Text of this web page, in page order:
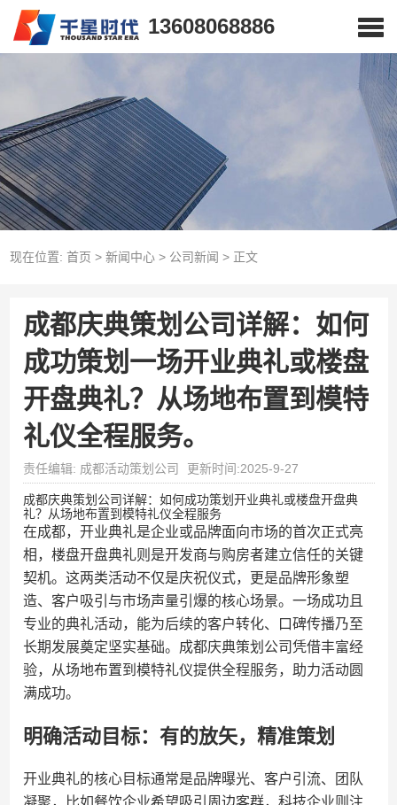
13608068886
现在位置: 首页 > 新闻中心> 公司新闻 > 正文
成都庆典策划公司详解：如何
成功策划一场开业典礼或楼盘
开盘典礼？从场地布置到模特
礼仪全程服务。
责任编辑: 成都活动策划公司 更新时间:2025-9-27
成都庆典策划公司详解：如何成功策划开业典礼或楼盘开盘典
礼？从场地布置到模特礼仪全程服务
在成都，开业典礼是企业或品牌面向市场的首次正式亮
相，楼盘开盘典礼则是开发商与购房者建立信任的关键
契机。这两类活动不仅是庆祝仪式，更是品牌形象塑
造、客户吸引与市场声量引爆的核心场景。一场成功且
专业的典礼活动，能为后续的客户转化、口碑传播乃至
长期发展奠定坚实基础。成都庆典策划公司凭借丰富经
验，从场地布置到模特礼仪提供全程服务，助力活动圆
满成功。
明确活动目标：有的放矢，精准策划
开业典礼的核心目标通常是品牌曝光、客户引流、团队
凝聚，比如餐饮企业希望吸引周边客群，科技企业则注